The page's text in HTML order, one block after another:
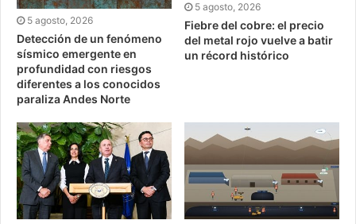
5 agosto, 2026
Detección de un fenómeno
sísmico emergente en
profundidad con riesgos
diferentes a los conocidos
paraliza Andes Norte
5 agosto, 2026
Fiebre del cobre: el precio
del metal rojo vuelve a batir
un récord histórico